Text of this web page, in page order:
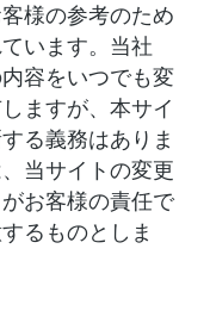
様の参考のため
います。当社
容をいつでも変
ますが、本サイ
る義務はありま
当サイトの変更
お客様の責任で
るものとしま